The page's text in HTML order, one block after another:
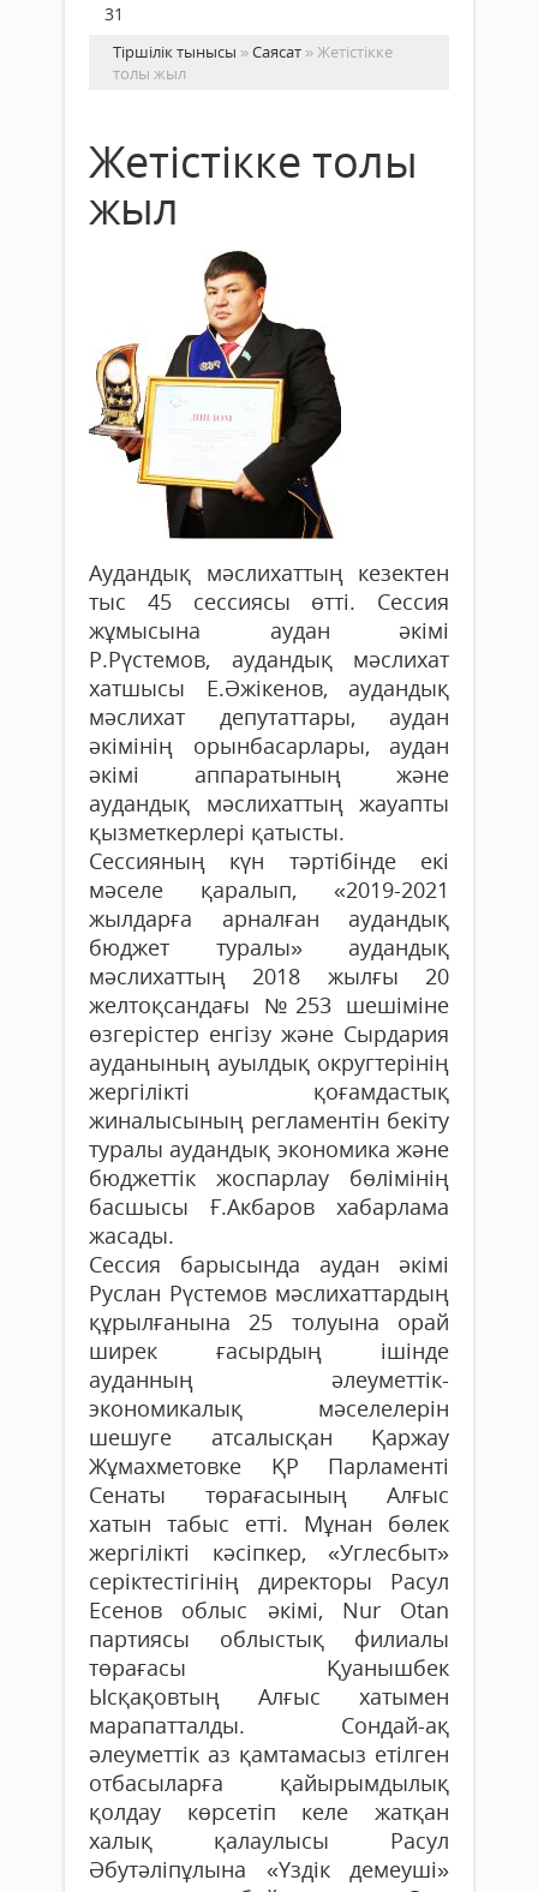
31
Тіршілік тынысы »Саясат » Жетістікке
толы жыл
Жетістікке толы
жыл
Аудандық мәслихаттың кезектен
тыс 45 сессиясы өтті. Сессия
жұмысына аудан әкімі
Р.Рүстемов, аудандық мәс­лихат
хатшысы Е.Әжікенов, аудандық
мәслихат депутаттары, аудан
әкімінің орынбасарлары, аудан
әкімі аппаратының және
аудандық мәслихаттың жауапты
қызметкерлері қатысты.
Сессияның күн тәртібінде екі
мәселе қара­лып, «2019-2021
жылдарға арналған аудандық
бюджет туралы» аудандық
мәслихаттың 2018 жылғы 20
желтоқсандағы №253 шешіміне
өзгерістер енгізу және Сырдария
ауданының ауылдық округтерінің
жергілікті қоғамдастық
жиналысының регламентін бекіту
туралы аудандық экономика және
бюджеттік жоспарлау бөлімінің
басшысы Ғ.Акбаров хабарлама
жасады.
Сессия барысында аудан әкімі
Руслан Рүстемов мәслихаттардың
құрылғанына 25 толуына орай
ширек ғасырдың ішінде
ауданның әлеуметтік-
экономикалық мәселелерін
шешуге атсалысқан Қаржау
Жұмахметовке ҚР Парла­менті
Сенаты төрағасының Алғыс
хатын табыс етті. Мұнан бөлек
жергілікті кәсіпкер, «Углесбыт»
серіктестігінің директоры Расул
Есенов облыс әкімі, Nur Otan
партиясы облыстық филиалы
төрағасы Қуанышбек
Ысқақовтың Алғыс хатымен
марапатталды. Сондай-ақ
әлеуметтік аз қамтамасыз етілген
отбасыларға қайырымдылық
қолдау көрсетіп келе жатқан
халық қалаулысы Расул
Әбутәліпұлына «Үздік демеуші»